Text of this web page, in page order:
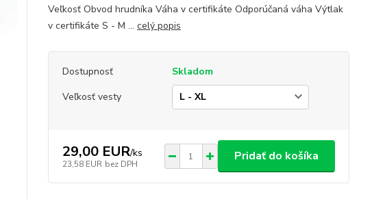
Veľkosť Obvod hrudníka Váha v certifikáte Odporúčaná váha Výtlak
v certifikáte S - M ... celý popis
Dostupnosť
Skladom
Veľkosť vesty
29,00 EUR/ks
23,58 EUR bez DPH
Pridať do košíka